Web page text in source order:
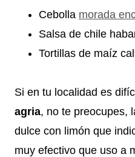
Cebolla morada
Salsa de chile
Tortillas de maíz
Si en tu localidad es
agria, no te preocupes,
dulce con limón que
muy efectivo que uso a